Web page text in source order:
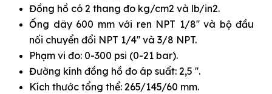
Đồng hồ có 2 thang đo kg/cm2 và lb/in2.
Ống dây 600 mm với ren NPT 1/8'' và bộ đầu
nối chuyển đổi NPT 1/4'' và 3/8 NPT.
Phạm vi đo: 0-300 psi (0-21 bar).
Đường kính đồng hồ đo áp suất: 2,5 ''.
Kích thước tổng thể: 265/145/60 mm.